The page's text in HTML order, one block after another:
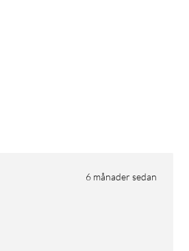
6 månader sedan